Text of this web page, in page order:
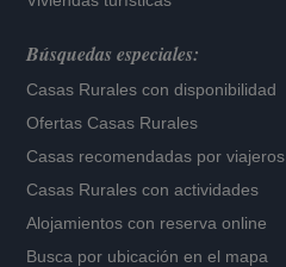
Búsquedas especiales:
Casas Rurales con disponibilidad
Ofertas Casas Rurales
Casas recomendadas por viajeros
Casas Rurales con actividades
Alojamientos con reserva online
Busca por ubicación en el mapa